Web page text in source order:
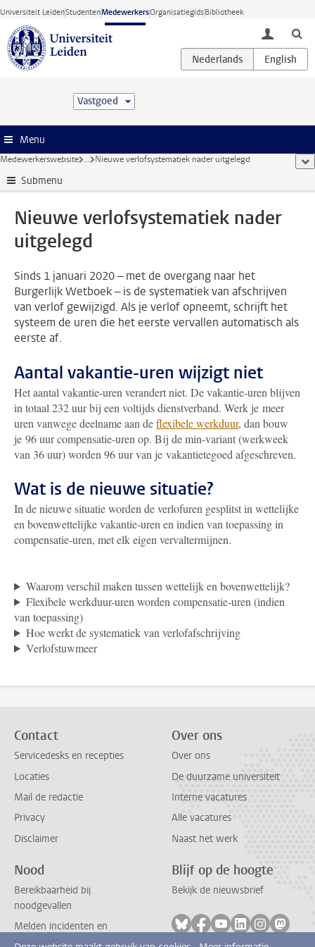
Ga direct naar de inhoud
Universiteit LeidenStudentenMedewerkersOrganisatiegidsBibliotheek
toggle
Vastgoed
Menu
Medewerkerswebsite ... Nieuwe verlofsystematiek nader uitgelegd
Submenu
Nieuwe verlofsystematiek nader
uitgelegd
Sinds 1 januari 2020 – met de overgang naar het
Burgerlijk Wetboek – is de systematiek van afschrijven
van verlof gewijzigd. Als je verlof opneemt, schrijft het
systeem de uren die het eerste vervallen automatisch als
eerste af.
Aantal vakantie-uren wijzigt niet
Het aantal vakantie-uren verandert niet. De vakantie-uren blijven
in totaal 232 uur bij een voltijds dienstverband. Werk je meer
uren vanwege deelname aan deflexibele werkduur, dan bouw
je 96 uur compensatie-uren op. Bij de min-variant (werkweek
van 36 uur) worden 96 uur van je vakantietegoed afgeschreven.
Wat is de nieuwe situatie?
In de nieuwe situatie worden de verlofuren gesplitst in wettelijke
en bovenwettelijke vakantie-uren en indien van toepassing in
compensatie-uren, met elk eigen vervaltermijnen.
Waarom verschil maken tussen wettelijk en bovenwettelijk?
Flexibele werkduur-uren worden compensatie-uren (indien
van toepassing)
Hoe werkt de systematiek van verlofafschrijving
Verlofstuwmeer
Contact
Servicedesks en recepties
Locaties
Mail de redactie
Privacy
Disclaimer
Over ons
Over ons
De duurzame universiteit
Interne vacatures
Alle vacatures
Naast het werk
Nood
Bereikbaarheid bij
noodgevallen
Melden incidenten en
ongevallen
Blijf op de hoogte
Bekijk de nieuwsbrief
Volg ons op bluesky
Volg ons op facebook
Volg ons op
Volg ons op
Volg ons
Volg